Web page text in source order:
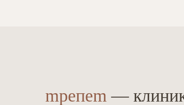
mрепеm —